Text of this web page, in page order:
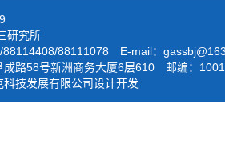
研究所
88111078 E-mail：
成路58号新洲商务大厦6层610 邮编：
技发展有限公司设计开发